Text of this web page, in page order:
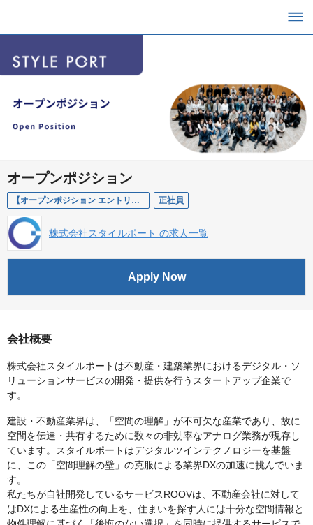
オープンポジション
【オープンポジション エントリー】 正社員
株式会社スタイルポート の求人一覧
Apply Now
会社概要
株式会社スタイルポートは不動産・建築業界におけるデジタル・ソ
リューションサービスの開発・提供を行うスタートアップ企業で
す。
建設・不動産業界は、「空間の理解」が不可欠な産業であり、故に
空間を伝達・共有するために数々の非効率なアナログ業務が現存し
ています。スタイルポートはデジタルツインテクノロジーを基盤
に、この「空間理解の壁」の克服による業界DXの加速に挑んでいま
す。
私たちが自社開発しているサービスROOVは、不動産会社に対して
はDXによる生産性の向上を、住まいを探す人には十分な空間情報と